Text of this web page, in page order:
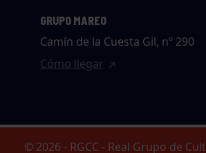
GRUPO MAREO
Camín de la Cuesta Gil, nº 290
Cómo llegar
© 2026 - RGCC - Real Grupo de